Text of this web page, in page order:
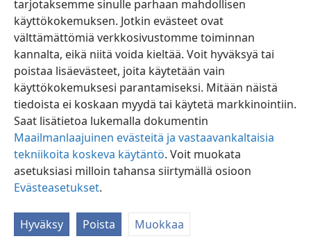
tarjotaksemme sinulle parhaan mahdollisen
käyttökokemuksen. Jotkin evästeet ovat
välttämättömiä verkkosivustomme toiminnan
kannalta, eikä niitä voida kieltää. Voit hyväksyä tai
poistaa lisäevästeet, joita käytetään vain
käyttökokemuksesi parantamiseksi. Mitään näistä
tiedoista ei koskaan myydä tai käytetä markkinointiin.
Saat lisätietoa lukemalla dokumentin
Maailmanlaajuinen evästeitä ja vastaavankaltaisia
tekniikoita koskeva käytäntö. Voit muokata
asetuksiasi milloin tahansa siirtymällä osioon
Evästeasetukset.
Hyväksy Poista Muokkaa
Suomi Jaa Asetukset
Copyright© 2026 Watch Tower Bible and Tract Society of Pennsylvania
Käyttöehdot Tietosuojakäytäntö Evästeasetukset
JW.ORG
Kirjaudu